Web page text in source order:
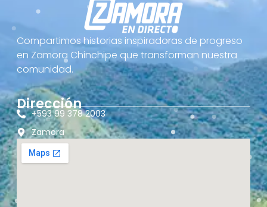
Compartimos historias inspiradoras de progreso
en Zamora Chinchipe que transforman nuestra
comunidad.
Dirección
+593 99 378 2003
Zamora